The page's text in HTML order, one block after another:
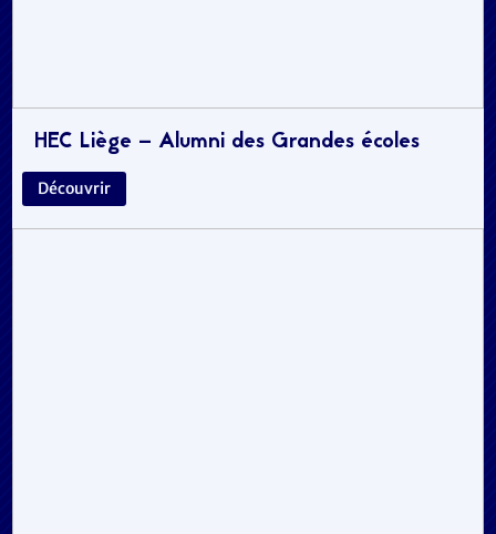
HEC Liège – Alumni des Grandes écoles
Découvrir